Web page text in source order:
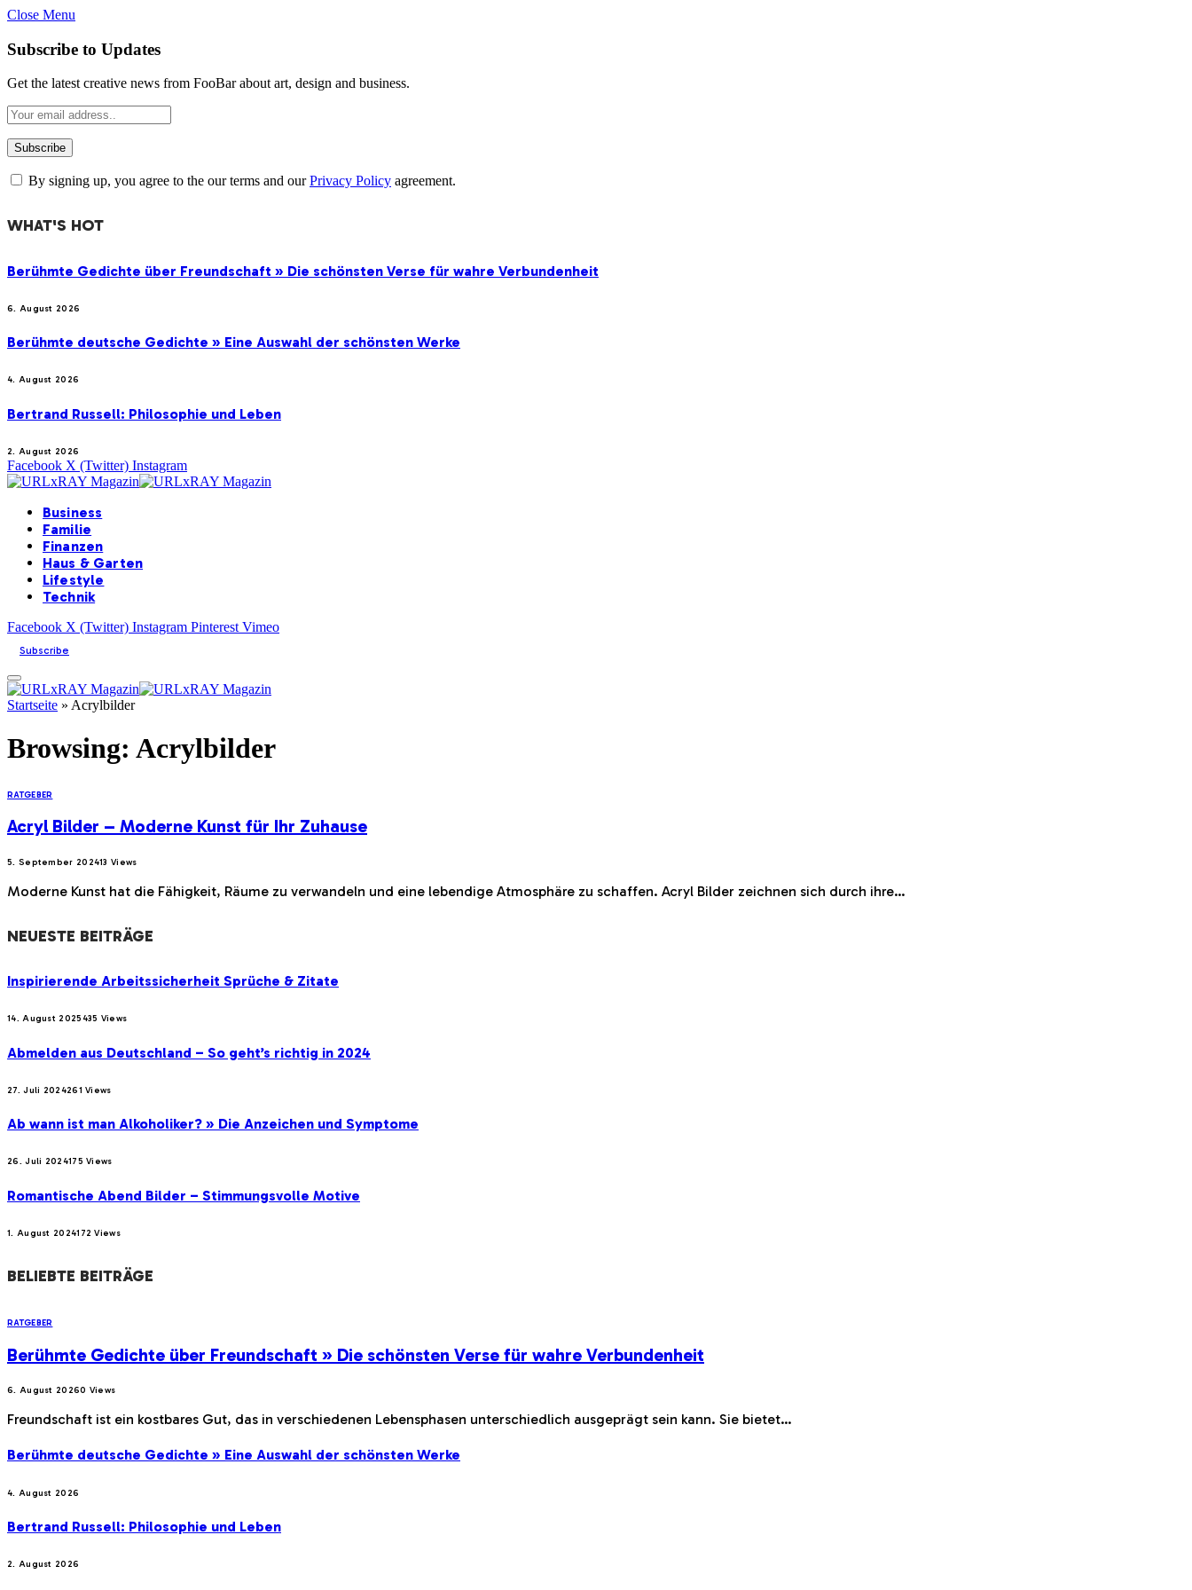
Close Menu
Subscribe to Updates
Get the latest creative news from FooBar about art, design and business.
By signing up, you agree to the our terms and ourPrivacy Policy agreement.
WHAT'S HOT
Berühmte Gedichte über Freundschaft » Die schönsten Verse für wahre Verbundenheit
6. August 2026
Berühmte deutsche Gedichte » Eine Auswahl der schönsten Werke
4. August 2026
Bertrand Russell: Philosophie und Leben
2. August 2026
Facebook X (Twitter) Instagram
Business
Familie
Finanzen
Haus & Garten
Lifestyle
Technik
Facebook X (Twitter) Instagram Pinterest Vimeo
Subscribe
Startseite » Acrylbilder
Browsing: Acrylbilder
RATGEBER
Acryl Bilder – Moderne Kunst für Ihr Zuhause
5. September 202413Views
Moderne Kunst hat die Fähigkeit, Räume zu verwandeln und eine lebendige Atmosphäre zu schaffen. Acryl Bilder zeichnen sich durch ihre…
NEUESTE BEITRÄGE
Inspirierende Arbeitssicherheit Sprüche & Zitate
14. August 2025435 Views
Abmelden aus Deutschland – So geht’s richtig in 2024
27. Juli 2024261Views
Ab wann ist man Alkoholiker? » Die Anzeichen und Symptome
26. Juli 2024175Views
Romantische Abend Bilder – Stimmungsvolle Motive
1. August 2024172Views
BELIEBTE BEITRÄGE
RATGEBER
Berühmte Gedichte über Freundschaft » Die schönsten Verse für wahre Verbundenheit
6. August 20260 Views
Freundschaft ist ein kostbares Gut, das in verschiedenen Lebensphasen unterschiedlich ausgeprägt sein kann. Sie bietet…
Berühmte deutsche Gedichte » Eine Auswahl der schönsten Werke
4. August 2026
Bertrand Russell: Philosophie und Leben
2. August 2026